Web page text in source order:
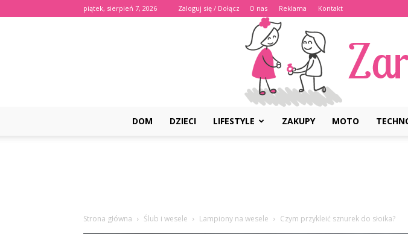
piątek, sierpień 7, 2026 Zaloguj się / Dołącz O nas Reklama Kontakt
DOM DZIECI LIFESTYLE ZAKUPY MOTO
Strona główna Ślub i wesele Lampiony na wesele Czym przykleić sznurek do słoika?